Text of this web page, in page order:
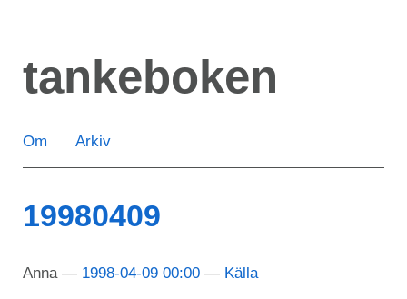
huvudinnehåll
tankeboken
Om Arkiv
19980409
Anna 1998-04-09 00:00 Källa